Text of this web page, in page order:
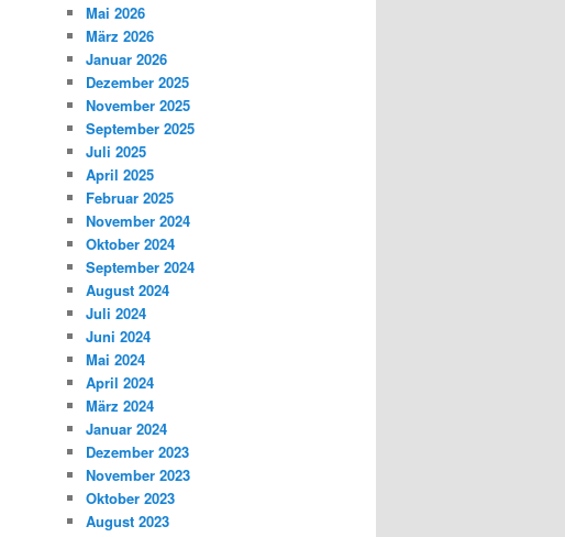
Mai 2026
März 2026
Januar 2026
Dezember 2025
November 2025
September 2025
Juli 2025
April 2025
Februar 2025
November 2024
Oktober 2024
September 2024
August 2024
Juli 2024
Juni 2024
Mai 2024
April 2024
März 2024
Januar 2024
Dezember 2023
November 2023
Oktober 2023
August 2023